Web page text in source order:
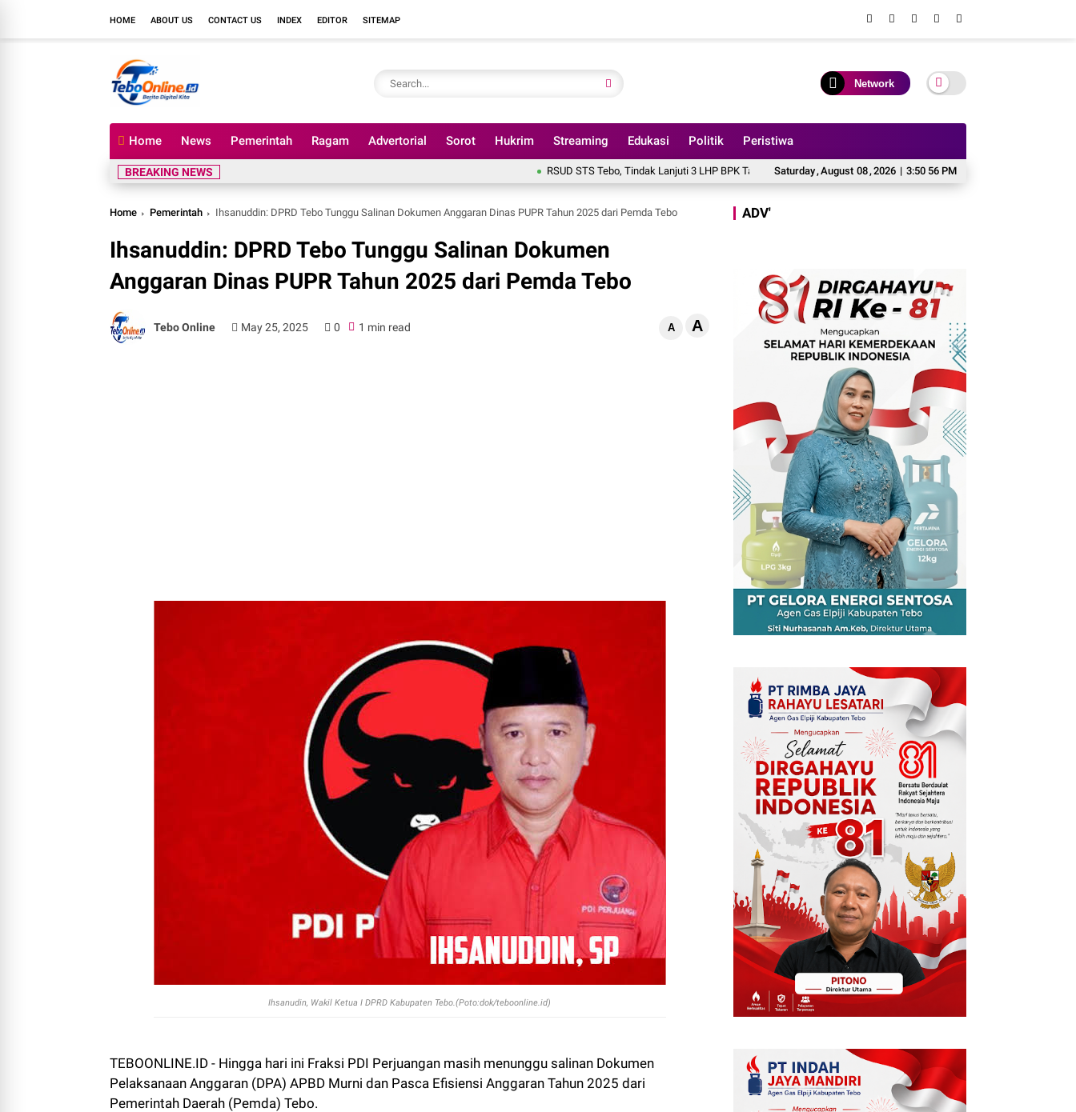
HOME ABOUT US CONTACT US INDEX EDITOR SITEMAP
Network
Home News Pemerintah Ragam Advertorial Sorot Hukrim Streaming Edukasi Politik Peristiwa
Saturday,August 08,2026 | 3:50 58 PM
BREAKING NEWS RSUD STS Tebo, Tindak Lanjuti 3 LHP BPK Tahun 2025 Akun FB Bang Haye Diduga Milik Kades Sungai Rambai, Bakal
Home Pemerintah Ihsanuddin: DPRD Tebo Tunggu Salinan Dokumen Anggaran Dinas PUPR Tahun 2025 dari Pemda Tebo
Ihsanuddin: DPRD Tebo Tunggu Salinan Dokumen
Anggaran Dinas PUPR Tahun 2025 dari Pemda Tebo
Tebo Online May 25, 2025 0 1 min read A A
Ihsanudin, Wakil Ketua I DPRD Kabupaten Tebo.(Poto:dok/teboonline.id)
TEBOONLINE.ID - Hingga hari ini Fraksi PDI Perjuangan masih menunggu salinan Dokumen
Pelaksanaan Anggaran (DPA) APBD Murni dan Pasca Efisiensi Anggaran Tahun 2025 dari
Pemerintah Daerah (Pemda) Tebo.
ADV'